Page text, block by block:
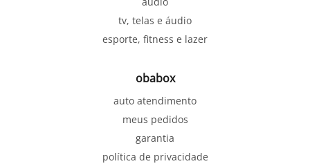
tv, telas e áudio
esporte, fitness e lazer
obabox
auto atendimento
meus pedidos
garantia
política de privacidade